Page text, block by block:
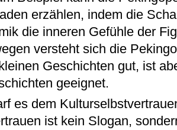
erzählen, indem die
die inneren Gefühle der
versteht sich die
Geschichten gut, ist
geeignet.
es dem
ist kein Slogan,